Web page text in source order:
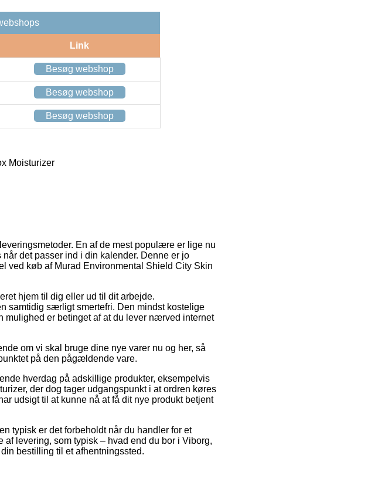
Link
Besøg webshop
Besøg webshop
Besøg webshop
Moisturizer
En af de mest populære er lige nu
det passer ind i din kalender. Denne er jo
ved køb af Murad Environmental Shield City Skin
hjem til dig eller ud til dit arbejde.
samtidig særligt smertefri. Den mindst kostelige
mulighed er betinget af at du lever nærved internet
om vi skal bruge dine nye varer nu og her, så
på den pågældende vare.
hverdag på adskillige produkter, eksempelvis
der dog tager udgangspunkt i at ordren køres
udsigt til at kunne nå at få dit nye produkt betjent
typisk er det forbeholdt når du handler for et
levering, som typisk – hvad end du bor i Viborg,
bestilling til et afhentningssted.